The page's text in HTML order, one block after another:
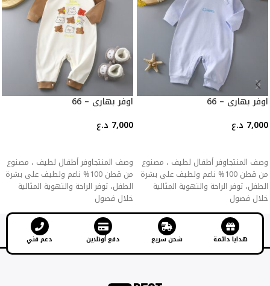
اوفر بهاري – 66
7,000 د.ع
وصف المنتجاوفر أطفال لطيف ، مصنوع
من قطن 100% ناعم ولطيف على بشرة
الطفل، توفر الراحة والتهوية المثالية
خلال فصول
اوفر بهاري – 66
7,000 د.ع
وصف المنتجاوفر أطفال لطيف ، مصنوع
من قطن 100% ناعم ولطيف على بشرة
الطفل، توفر الراحة والتهوية المثالية
خلال فصول
هدايا دائمة شحن سريع دفع أونلاين دعم فني